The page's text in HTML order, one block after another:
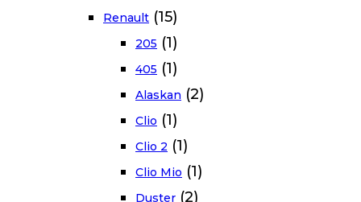
Renault (15)
205 (1)
405 (1)
Alaskan (2)
Clio (1)
Clio 2 (1)
Clio Mio (1)
Duster (2)